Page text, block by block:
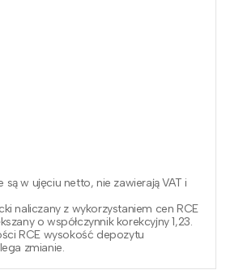
w ujęciu netto, nie zawierają VAT i
naliczany z wykorzystaniem cen RCE
o współczynnik korekcyjny 1,23.
RCE wysokość depozytu
zmianie.